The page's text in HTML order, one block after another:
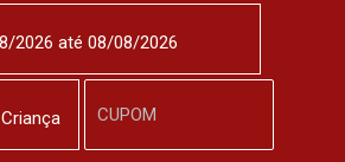
Criança